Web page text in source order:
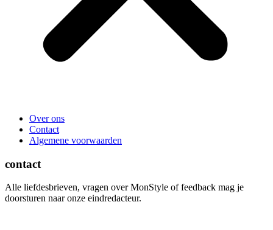
Over ons
Contact
Algemene voorwaarden
contact
Alle liefdesbrieven, vragen over MonStyle of feedback mag je
doorsturen naar onze eindredacteur.